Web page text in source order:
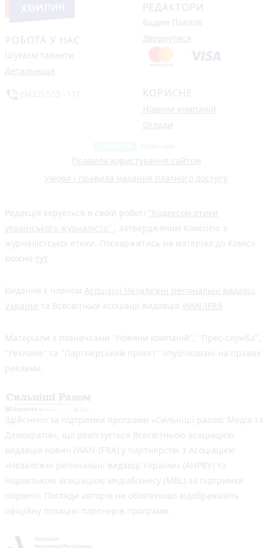
РОБОТА У НАС
Шукаєм таланти
Детальніше
РЕДАКТОРИ
Вадим Павлов
Звернутися
КОРИСНЕ
Новини компаній
Огляди
Правила користування сайтом
Умови і правила надання платного доступу
Редакція керується в своїй роботі "Кодексом етики
українського журналіста" , затвердженим Комісією з
журналістської етики. Поскаржитись на матеріал до Комісії
можна тут
Видання є членом Асоціації Незалежні регіональні видавці
України та Всесвітньої асоціації видавців WAN-IFRA
Матеріали з позначками "Новини компаній", "Прес-служба",
"Реклама" та "Партнерський проєкт" опубліковані на правах
реклами.
Здійснено за підтримки програми «Сильніші разом: Медіа та
Демократія», що реалізується Всесвітньою асоціацією
видавців новин (WAN-IFRA) у партнерстві з Асоціацією
«Незалежні регіональні видавці України» (АНРВУ) та
Норвезькою асоціацією медіабізнесу (MBL) за підтримки
Норвегії. Погляди авторів не обов’язково відображають
офіційну позицію партнерів програми.